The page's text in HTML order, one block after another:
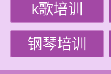
k歌培训
钢琴培训